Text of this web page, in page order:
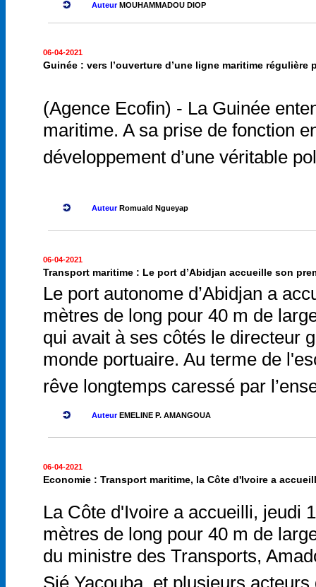
AuteurMOUHAMMADOU DIOP
06-04-2021
Guinée : vers l’ouverture d’une ligne maritime
(Agence Ecofin) - La Guinée
maritime. A sa prise de fonction
développement d’une véritable
AuteurRomuald Ngueyap
06-04-2021
Transport maritime : Le port d’Abidjan accueille son
Le port autonome d’Abidjan a
mètres de long pour 40 m de
qui avait à ses côtés le directeur
monde portuaire. Au terme de
rêve longtemps caressé par
AuteurEMELINE P. AMANGOUA
06-04-2021
Economie : Transport maritime, la Côte d'Ivoire a
La Côte d'Ivoire a accueilli, jeudi
mètres de long pour 40 m de
du ministre des Transports,
Sié Yacouba, et plusieurs